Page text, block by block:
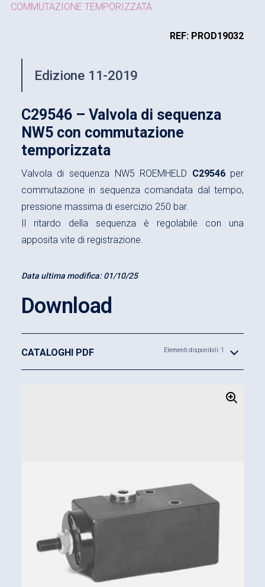
COMMUTAZIONE TEMPORIZZATA
Edizione 11-2019
REF: PROD19032
C29546 – Valvola di sequenza
NW5 con commutazione
temporizzata
Valvola di sequenza NW5 ROEMHELD C29546per
commutazione in sequenza comandata dal tempo,
pressione massima di esercizio 250 bar.
Il ritardo della sequenza è regolabile con una
apposita vite di registrazione.
Data ultima modifica:01/10/25
Download
CATALOGHI PDF Elementi disponibili: 1